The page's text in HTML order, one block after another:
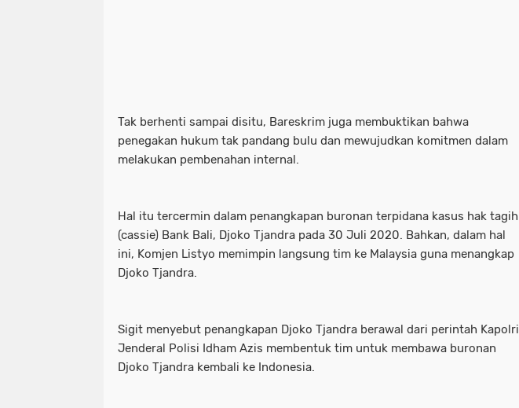
Tak berhenti sampai disitu, Bareskrim juga membuktikan bahwa
penegakan hukum tak pandang bulu dan mewujudkan komitmen dalam
melakukan pembenahan internal.
Hal itu tercermin dalam penangkapan buronan terpidana kasus hak tagih
(cassie) Bank Bali, Djoko Tjandra pada 30 Juli 2020. Bahkan, dalam hal
ini, Komjen Listyo memimpin langsung tim ke Malaysia guna menangkap
Djoko Tjandra.
Sigit menyebut penangkapan Djoko Tjandra berawal dari perintah Kapolri
Jenderal Polisi Idham Azis membentuk tim untuk membawa buronan
Djoko Tjandra kembali ke Indonesia.